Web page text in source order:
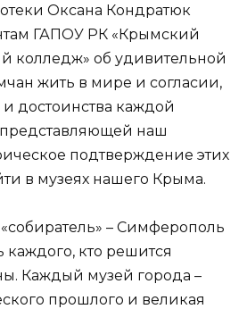
Оксана Кондратюк
ГАПОУ РК «Крымский
колледж» об удивительной
жить в мире и согласии,
достоинства каждой
наш
подтверждение этих
в музеях нашего Крыма.
– Симферополь
каждого, кто решится
Каждый музей города –
прошлого и великая